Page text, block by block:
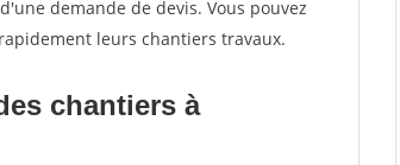
demande de devis. Vous pouvez
leurs chantiers travaux.
chantiers à